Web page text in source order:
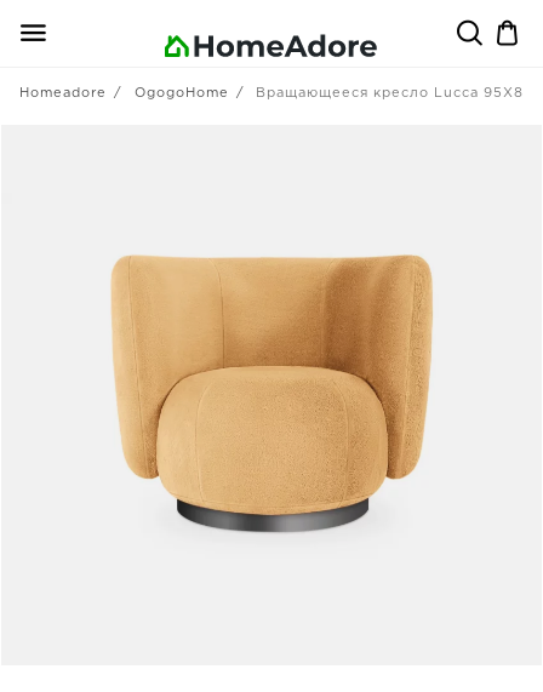
Homeadore OgogoHome Вращающееся кресло Lucca